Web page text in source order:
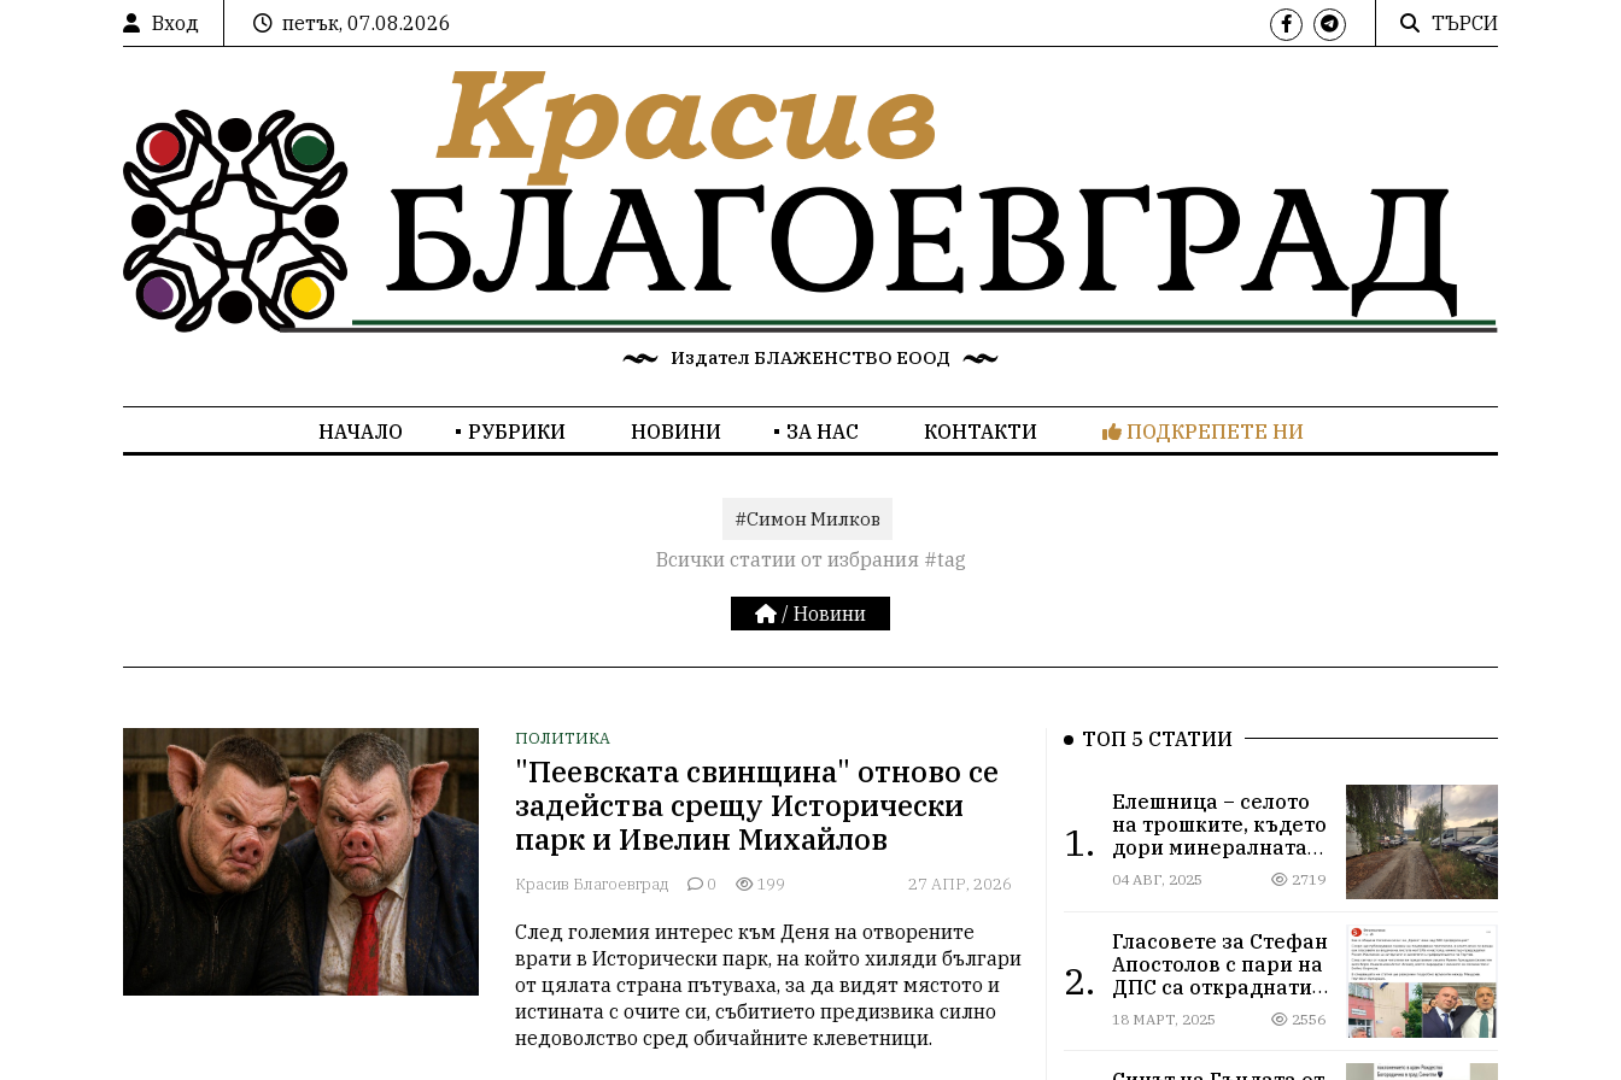
Вход петък, 07.08.2026 ТЪРСИ
Издател БЛАЖЕНСТВО ЕООД
НАЧАЛО РУБРИКИ НОВИНИ ЗА НАС КОНТАКТИ ПОДКРЕПЕТЕ НИ
#Симон Милков
Всички статии от избрания #tag
/ Новини
ПОЛИТИКА
"Пеевската свинщина" отново се
задейства срещу Исторически
парк и Ивелин Михайлов
Красив Благоевград 0 199 27 АПР, 2026
След големия интерес към Деня на отворените
врати в Исторически парк, на който хиляди българи
от цялата страна пътуваха, за да видят мястото и
истината с очите си, събитието предизвика силно
недоволство сред обичайните клеветници.
ТОП 5 СТАТИИ
1.
Елешница – селото
на трошките, където
дори минералната
вода не може да
измие срама
04 АВГ, 2025 2719
2.
Гласовете за Стефан
Апостолов с пари на
ДПС са откраднати
от Иван Герчев,
медия бухалка го
18 МАРТ, 2025 2556